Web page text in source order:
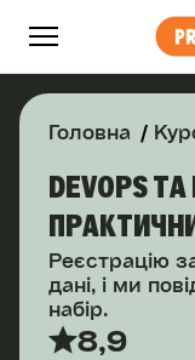
Головна
DEVOPS
Реєстрацію
дані, і ми
набір.
8,9